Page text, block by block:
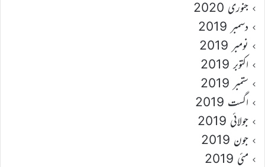
جنوری 2020
دسمبر 2019
نومبر 2019
اکتوبر 2019
ستمبر 2019
اگست 2019
جولائی 2019
جون 2019
مئی 2019